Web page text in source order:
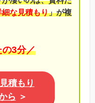
細な見積もり」が複
の3分／
積もり
ら ＞